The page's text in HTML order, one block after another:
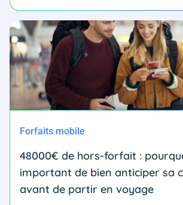
Forfaits mobile
48000€ de hors-forfait :
important de bien anticiper sa
avant de partir en voyage